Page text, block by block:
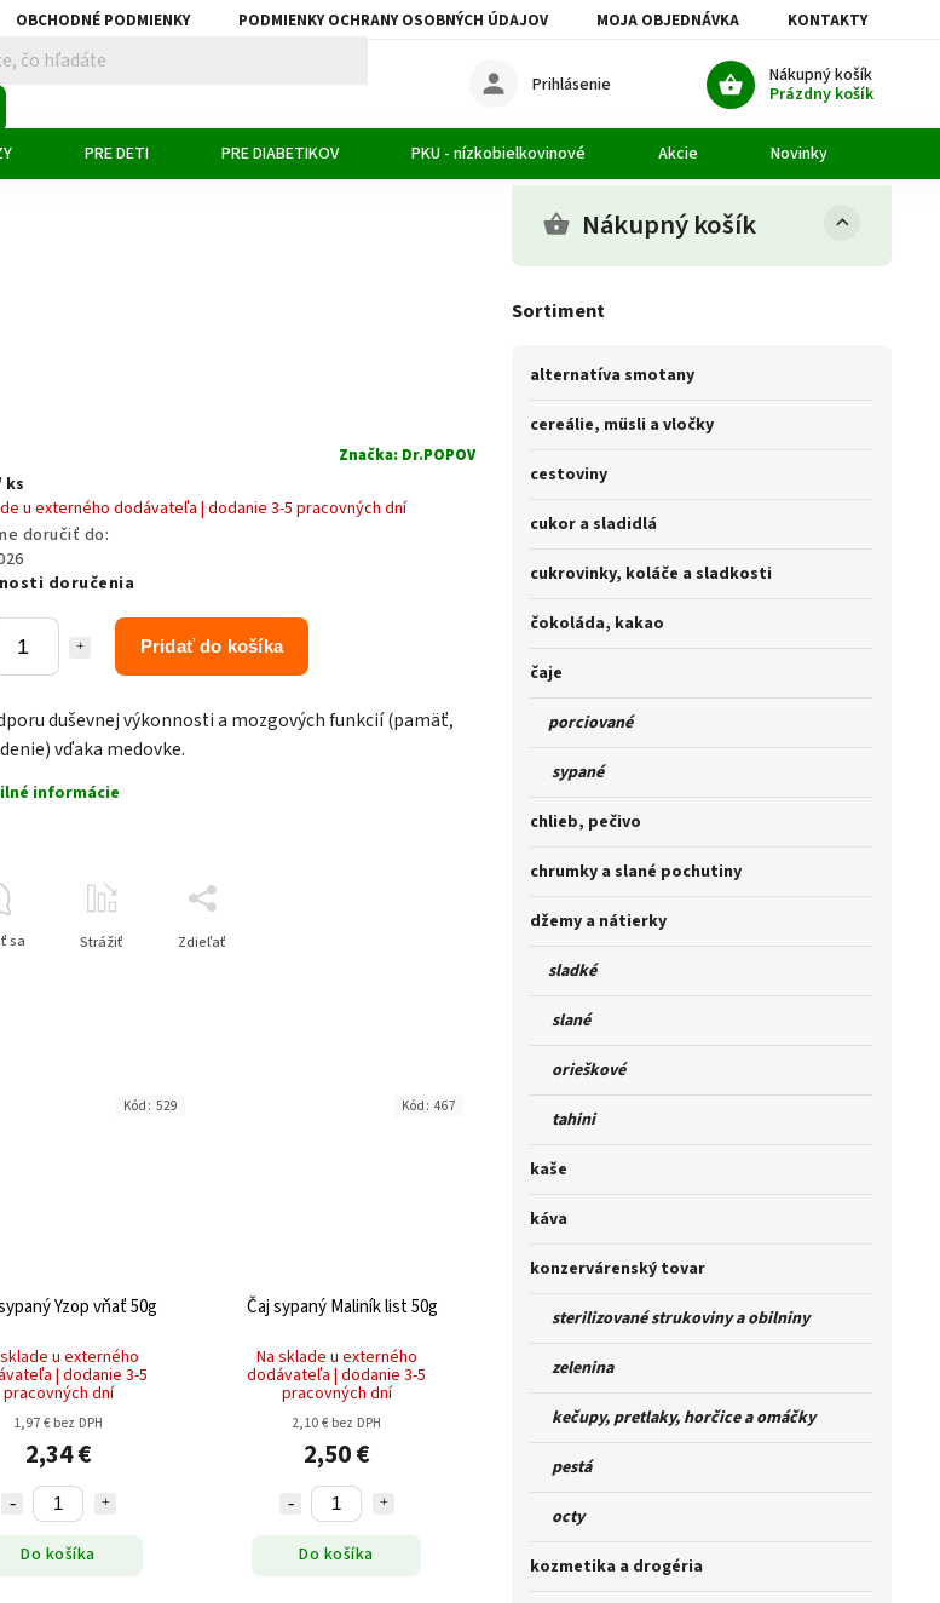
OBCHODNÉ PODMIENKY PODMIENKY OCHRANY OSOBNÝCH ÚDAJOV MOJA OBJEDNÁVKA KONTAKTY
Nákupný košík
Prázdny košík
Prihlásenie
PRE DETI PRE DIABETIKOV PKU - nízkobielkovinové Akcie Novinky
Nákupný košík
Sortiment
alternatíva smotany
cereálie, müsli a vločky
cestoviny
cukor a sladidlá
cukrovinky, koláče a sladkosti
čokoláda, kakao
čaje
porciované
sypané
chlieb, pečivo
chrumky a slané pochutiny
džemy a nátierky
sladké
slané
orieškové
tahini
kaše
káva
konzervárenský tovar
sterilizované strukoviny a obilniny
zelenina
kečupy, pretlaky, horčice a omáčky
pestá
octy
kozmetika a drogéria
Značka: Dr.POPOV
ks
u externého dodávateľa | dodanie 3-5 pracovných dní
doručiť do:
doručenia
Pridať do košíka
duševnej výkonnosti a mozgových funkcií (pamäť,
vďaka medovke.
informácie
sa Strážiť Zdieľať
Yzop vňať 50g
u externého
| dodanie 3-5
pracovných dní
1,97 € bez DPH
2,34 €
Do košíka
Kód: 529
Čaj sypaný Maliník list 50g
Na sklade u externého
dodávateľa | dodanie 3-5
pracovných dní
2,10 € bez DPH
2,50 €
Do košíka
Kód: 467